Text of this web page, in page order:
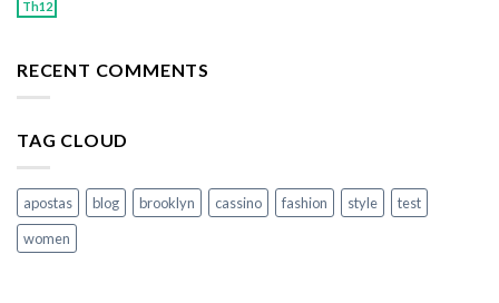
Th12
RECENT COMMENTS
TAG CLOUD
apostas blog brooklyn cassino fashion style
test
women